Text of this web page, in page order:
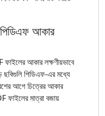
পিডিএফ আকার
আকার লক্ষণীয়ভাবে
ছবিগুলি পিডিএফ-এর মধ্যে
আগে চিত্রের আকার
ফাইলের মাত্রা বজায়